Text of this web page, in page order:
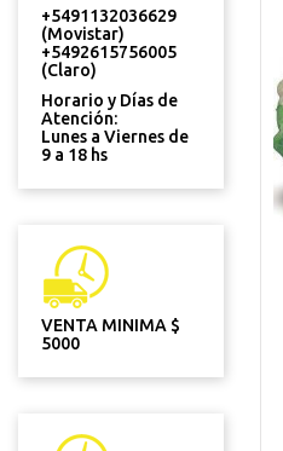
+5491132036629
(Movistar)
+5492615756005
(Claro)
Horario y Días de
Atención:
Lunes a Viernes de
9 a 18 hs
VENTA MINIMA $
5000